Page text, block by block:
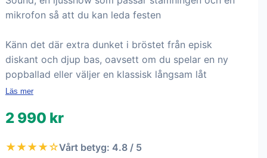
mikrofon så att du kan leda festen
Känn det där extra dunket i bröstet från episk
diskant och djup bas, oavsett om du spelar en ny
popballad eller väljer en klassisk långsam låt
Läs mer
2 990 kr
★★★★☆Vårt betyg: 4.8 / 5